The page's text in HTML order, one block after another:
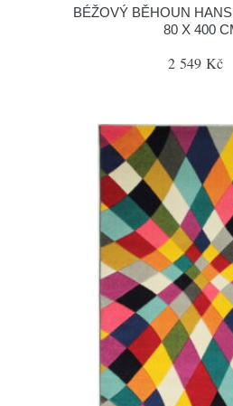
BÉŽOVÝ BĚHOUN
80 X 400
2 549 Kč